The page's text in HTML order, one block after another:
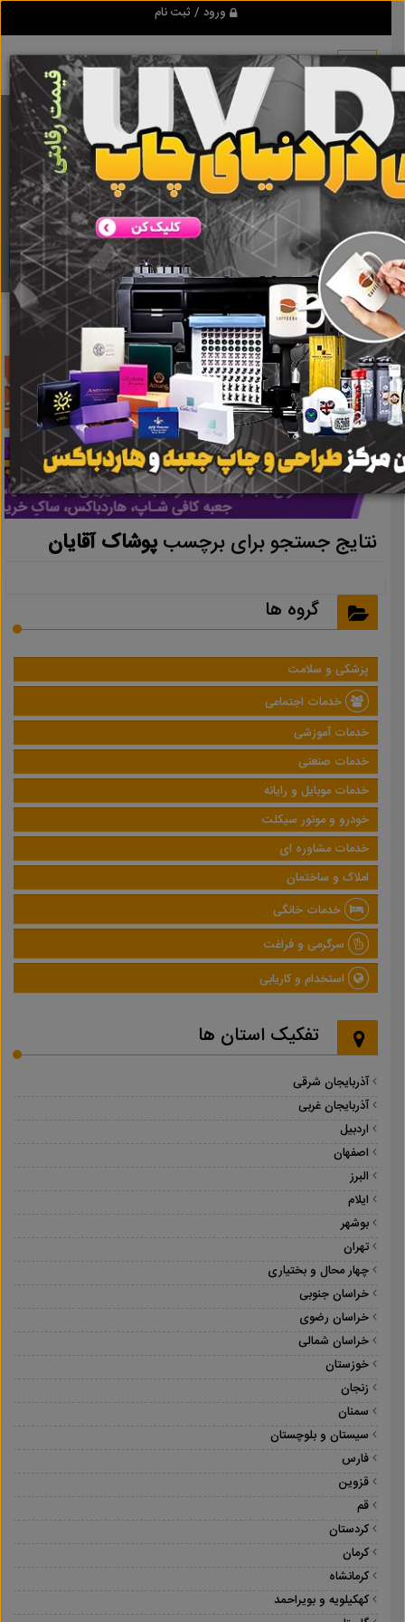
ورود / ثبت نام
برنامه اندروید تبلیغ شو
مرجع نیازمندیها و تبلیغات اینترنتی
دانلود
تبلیغ شو پوشاک آقایان نتایج جستجو برای برچسبپوشاک آقایان
نتایج جستجو برای برچسبپوشاک آقایان
گروه ها
پزشکی و سلامت
خدمات اجتماعی
خدمات آموزشی
خدمات صنعتی
خدمات موبایل و رایانه
خودرو و موتور سیکلت
خدمات مشاوره ای
املاک و ساختمان
خدمات خانگی
سرگرمی و فراغت
استخدام و کاریابی
تفکیک استان ها
آذربایجان شرقی
آذربایجان غربی
اردبیل
اصفهان
البرز
ایلام
بوشهر
تهران
چهار محال و بختیاری
خراسان جنوبی
خراسان رضوی
خراسان شمالی
خوزستان
زنجان
سمنان
سیستان و بلوچستان
فارس
قزوین
قم
کردستان
کرمان
کرمانشاه
کهکیلویه و بویراحمد